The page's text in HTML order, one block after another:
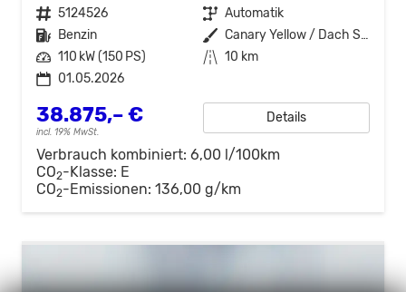
Fahrzeugnr. 5124526 Getriebe Automatik
Kraftstoff Benzin Außenfarbe
Canary Yellow / Dach Schwarz
Leistung 110 kW (150 PS) Kilometerstand 10 km
01.05.2026
38.875,– €
incl. 19% MwSt.
Details
Verbrauch kombiniert: 6,00 l/100km
CO2-Klasse: E
CO2-Emissionen: 136,00 g/km